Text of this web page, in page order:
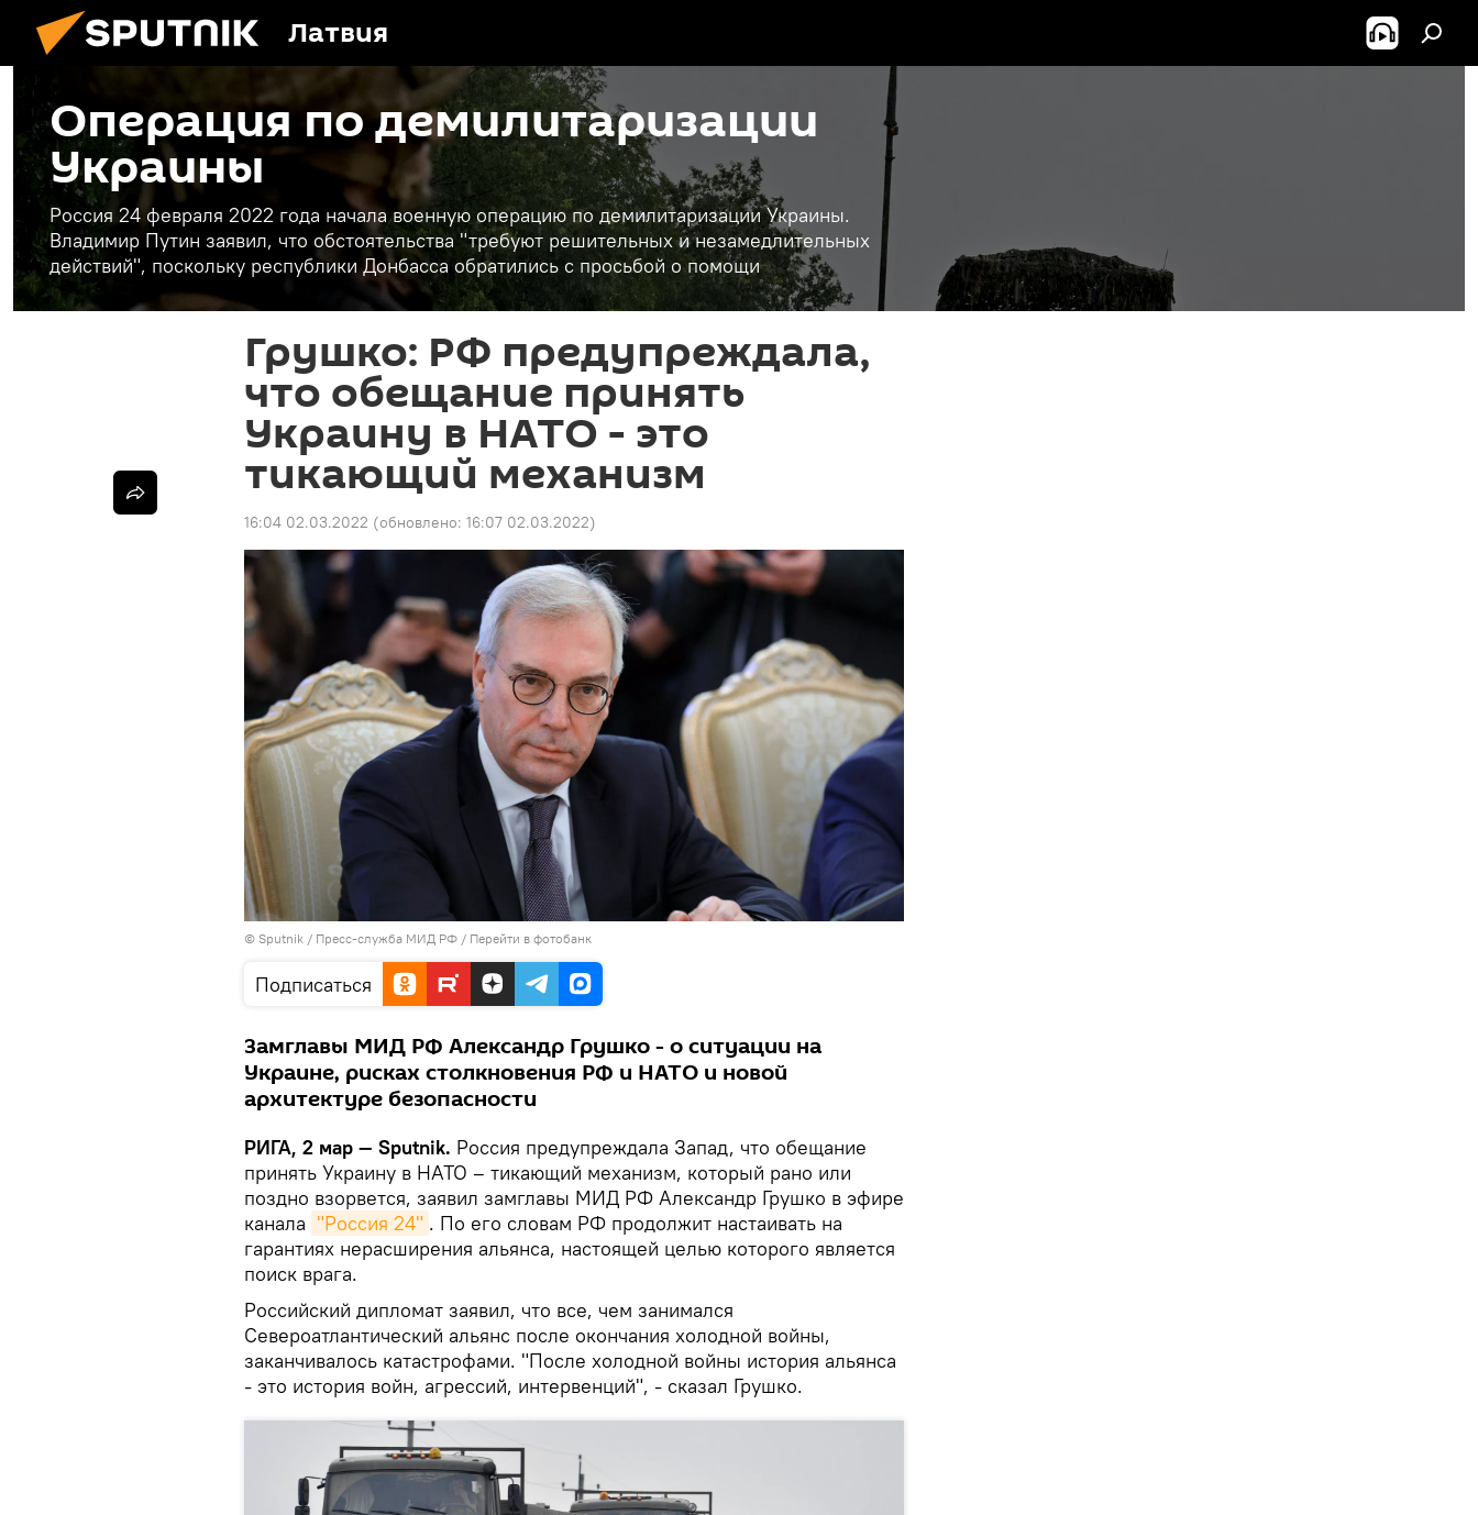
Латвия
Операция по демилитаризации
Украины
Россия 24 февраля 2022 года начала военную операцию по демилитаризации Украины.
Владимир Путин заявил, что обстоятельства "требуют решительных и незамедлительных
действий", поскольку республики Донбасса обратились с просьбой о помощи
Грушко: РФ предупреждала,
что обещание принять
Украину в НАТО - это
тикающий механизм
16:04 02.03.2022 (обновлено: 16:07 02.03.2022)
© Sputnik / Пресс-служба МИД РФ / Перейти в фотобанк
Подписаться
Замглавы МИД РФ Александр Грушко - о ситуации на
Украине, рисках столкновения РФ и НАТО и новой
архитектуре безопасности
РИГА, 2 мар — Sputnik. Россия предупреждала Запад, что обещание
принять Украину в НАТО – тикающий механизм, который рано или
поздно взорвется, заявил замглавы МИД РФ Александр Грушко в эфире
канала "Россия 24" . По его словам РФ продолжит настаивать на
гарантиях нерасширения альянса, настоящей целью которого является
поиск врага.
Российский дипломат заявил, что все, чем занимался
Североатлантический альянс после окончания холодной войны,
заканчивалось катастрофами. "После холодной войны история альянса
- это история войн, агрессий, интервенций", - сказал Грушко.